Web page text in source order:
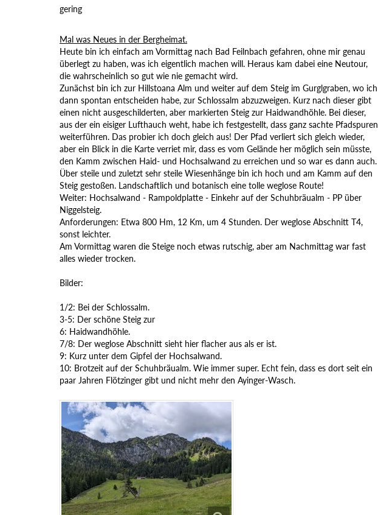
gering
Mal was Neues in der Bergheimat.
Heute bin ich einfach am Vormittag nach Bad Feilnbach gefahren, ohne mir genau
überlegt zu haben, was ich eigentlich machen will. Heraus kam dabei eine Neutour,
die wahrscheinlich so gut wie nie gemacht wird.
Zunächst bin ich zur Hillstoana Alm und weiter auf dem Steig im Gurglgraben, wo ich
dann spontan entscheiden habe, zur Schlossalm abzuzweigen. Kurz nach dieser gibt
einen nicht ausgeschilderten, aber markierten Steig zur Haidwandhöhle. Bei dieser,
aus der ein eisiger Lufthauch weht, habe ich festgestellt, dass ganz sachte Pfadspuren
weiterführen. Das probier ich doch gleich aus! Der Pfad verliert sich gleich wieder,
aber ein Blick in die Karte verriet mir, dass es vom Gelände her möglich sein müsste,
den Kamm zwischen Haid- und Hochsalwand zu erreichen und so war es dann auch.
Über steile und zuletzt sehr steile Wiesenhänge bin ich hoch und am Kamm auf den
Steig gestoßen. Landschaftlich und botanisch eine tolle weglose Route!
Weiter: Hochsalwand - Rampoldplatte - Einkehr auf der Schuhbräualm - PP über
Niggelsteig.
Anforderungen: Etwa 800 Hm, 12 Km, um 4 Stunden. Der weglose Abschnitt T4,
sonst leichter.
Am Vormittag waren die Steige noch etwas rutschig, aber am Nachmittag war fast
alles wieder trocken.
Bilder:
1/2: Bei der Schlossalm.
3-5: Der schöne Steig zur
6: Haidwandhöhle.
7/8: Der weglose Abschnitt sieht hier flacher aus als er ist.
9: Kurz unter dem Gipfel der Hochsalwand.
10: Brotzeit auf der Schuhbräualm. Wie immer super. Echt fein, dass es dort seit ein
paar Jahren Flötzinger gibt und nicht mehr den Ayinger-Wasch.